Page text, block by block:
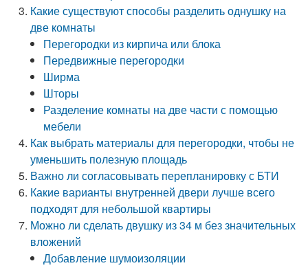
Какие существуют способы разделить однушку на
две комнаты
Перегородки из кирпича или блока
Передвижные перегородки
Ширма
Шторы
Разделение комнаты на две части с помощью
мебели
Как выбрать материалы для перегородки, чтобы не
уменьшить полезную площадь
Важно ли согласовывать перепланировку с БТИ
Какие варианты внутренней двери лучше всего
подходят для небольшой квартиры
Можно ли сделать двушку из 34 м без значительных
вложений
Добавление шумоизоляции